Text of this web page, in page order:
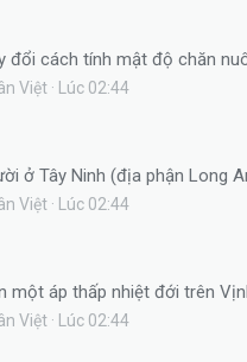
đổi cách tính mật độ chăn
Việt
Lúc 02:44
ở Tây Ninh (địa phận Long
Việt
Lúc 02:44
một áp thấp nhiệt đới trên
Việt
Lúc 02:44